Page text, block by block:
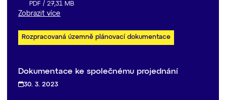
PDF / 27,31 MB
Zobrazit více
Rozpracovaná územně plánovací dokumentace
Dokumentace ke společnému projednání
30. 3. 2023